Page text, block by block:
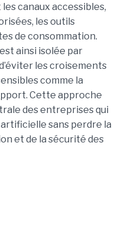
canaux accessibles,
les outils
de consommation.
ainsi isolée par
les croisements
comme la
Cette approche
des entreprises qui
sans perdre la
et de la sécurité des